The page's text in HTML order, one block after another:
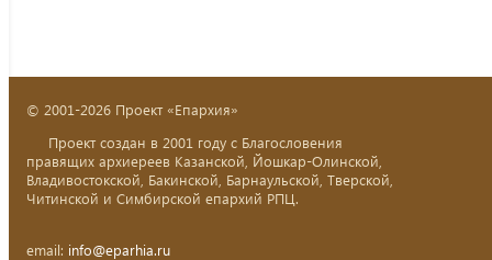
© 2001-2026 Проект «Епархия»
Проект создан в 2001 году с Благословения
правящих архиереев Казанской, Йошкар-Олинской,
Владивостокской, Бакинской, Барнаульской, Тверской,
Читинской и Симбирской епархий РПЦ.
email: info@eparhia.ru